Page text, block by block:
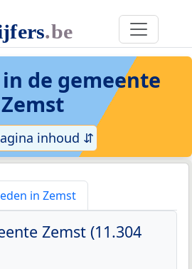
de gemeente
Zemst
inhoud ⇵
in Zemst
Zemst (11.304